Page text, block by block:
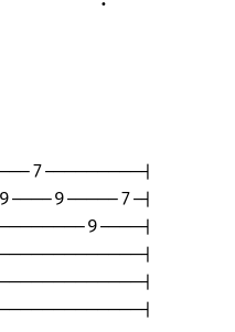
7---------|
9-----7-|
9----|
|
|
|